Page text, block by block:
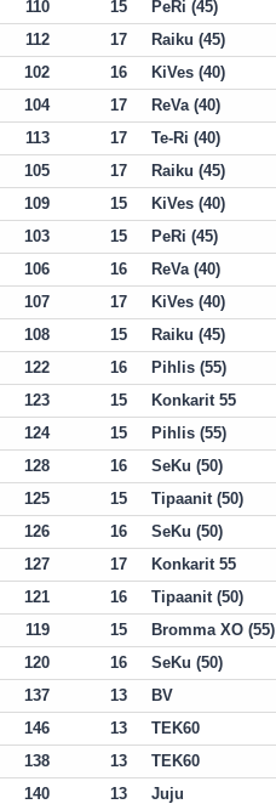
110 15 PeRi (45)
112 17 Raiku (45)
102 16 KiVes (40)
104 17 ReVa (40)
113 17 Te-Ri (40)
105 17 Raiku (45)
109 15 KiVes (40)
103 15 PeRi (45)
106 16 ReVa (40)
107 17 KiVes (40)
108 15 Raiku (45)
122 16 Pihlis (55)
123 15 Konkarit 55
124 15 Pihlis (55)
128 16 SeKu (50)
125 15 Tipaanit (50)
126 16 SeKu (50)
127 17 Konkarit 55
121 16 Tipaanit (50)
119 15 Bromma XO (55)
120 16 SeKu (50)
137 13 BV
146 13 TEK60
138 13 TEK60
140 13 Juju